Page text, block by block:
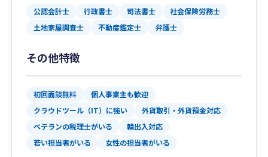
公認会計士 行政書士 司法書士
社会保険労務士
土地家屋調査士
不動産鑑定士 弁護士
その他特徴
初回面談無料
個人事業主も歓迎
クラウドツール（IT）に強い
外貨取引・外貨預金対応
ベテランの税理士がいる
輸出入対応
若い担当者がいる
女性の担当者がいる